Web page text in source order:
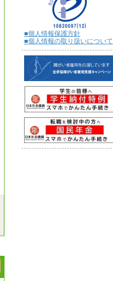
■個人情報保護方針
■個人情報の取り扱いについて